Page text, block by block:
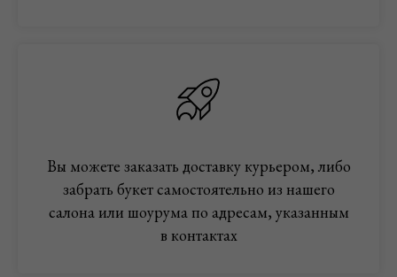
Вы можете заказать доставку курьером, либо
забрать букет самостоятельно из нашего
салона или шоурума по адресам, указанным
в контактах